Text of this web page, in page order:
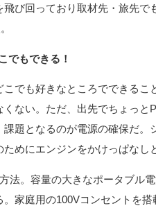
び回っており取材先・旅先で
でもできる！
でも好きなところでできるこ
ない。ただ、出先でちょっと
題となるのが電源の確保だ。
めにエンジンをかけっぱなし
法。容量の大きなポータブル
家庭用の100Vコンセントを